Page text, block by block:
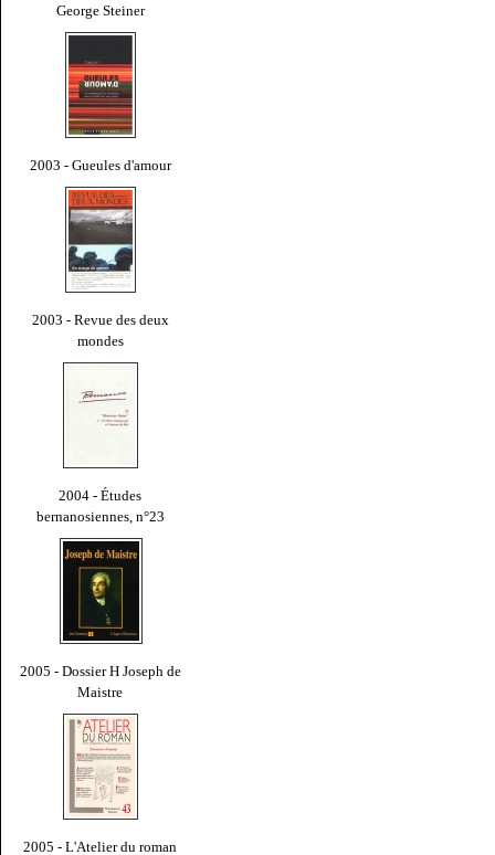
George Steiner
2003 - Gueules d'amour
2003 - Revue des deux
mondes
2004 - Études
bernanosiennes, n°23
2005 - Dossier H Joseph de
Maistre
2005 - L'Atelier du roman